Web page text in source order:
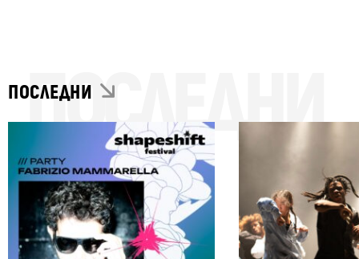
ПОСЛЕДНИ
ПОСЛЕДНИ